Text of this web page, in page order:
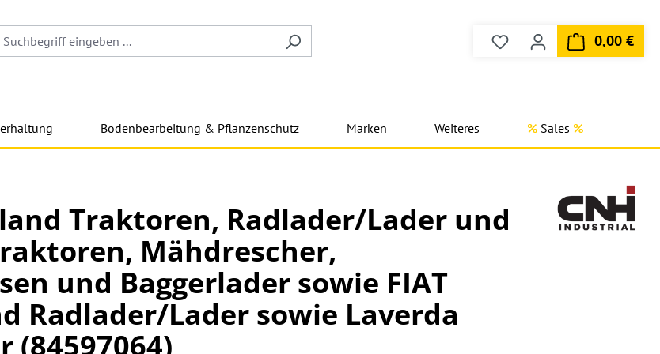
Du hast 0 Produkte auf
0,00 €
Bodenbearbeitung & Pflanzenschutz Marken Weiteres Sales
Traktoren, Radlader/Lader und
Mähdrescher,
und Baggerlader sowie FIAT
Radlader/Lader sowie Laverda